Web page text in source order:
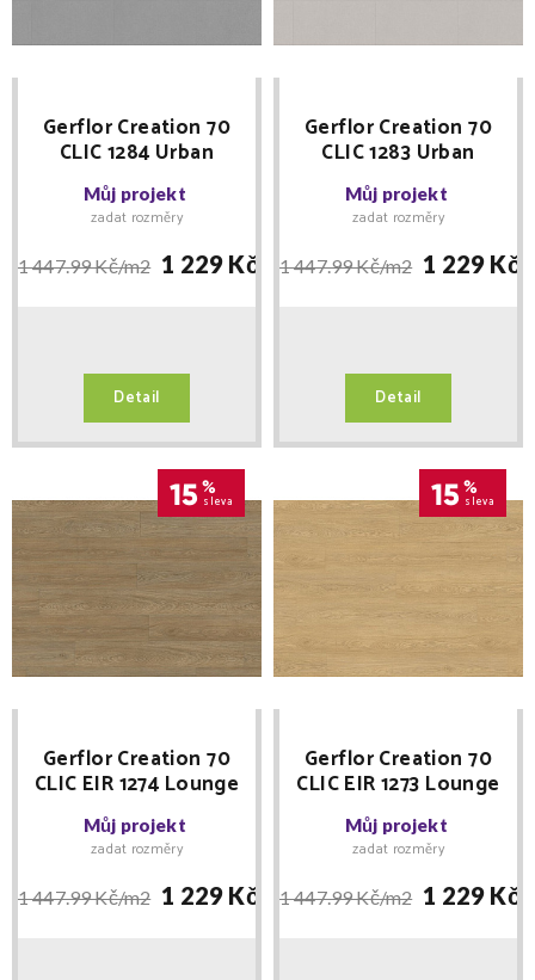
Gerflor Creation 70
CLIC 1284 Urban
Street Medium 389 x
729 MNOŽSTEVNÍ
SLEVY
Můj projekt
zadat rozměry
1 447.99 Kč/m2 1 229 Kč/ m2
Detail
Gerflor Creation 70
CLIC 1283 Urban
Street Light 389 x
729 MNOŽSTEVNÍ
SLEVY
Můj projekt
zadat rozměry
1 447.99 Kč/m2 1 229 Kč/
Detail
15 %
sleva
Gerflor Creation 70
CLIC EIR 1274 Lounge
Oak Chestnut 240 x
1461 MNOŽSTEVNÍ
SLEVY
Můj projekt
zadat rozměry
1 447.99 Kč/m2 1 229 Kč/ m2
15 %
sleva
Gerflor Creation 70
CLIC EIR 1273 Lounge
Oak Natural 240 x
1461 MNOŽSTEVNÍ
SLEVY
Můj projekt
zadat rozměry
1 447.99 Kč/m2 1 229 Kč/